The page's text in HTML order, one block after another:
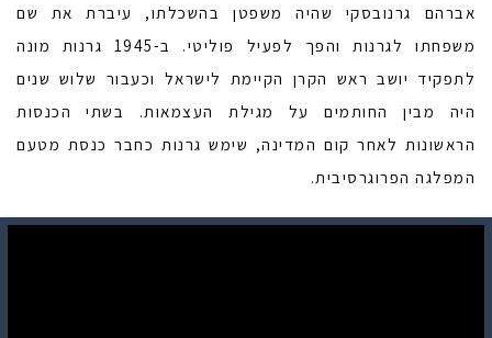
אברהם גרנובסקי שהיה משפטן בהשכלתו, עיברת את שם
משפחתו לגרנות והפך לפעיל פוליטי. ב-1945 גרנות מונה
לתפקיד יושב ראש הקרן הקיימת לישראל וכעבור שלוש שנים
היה מבין החותמים על מגילת העצמאות. בשתי הכנסות
הראשונות לאחר קום המדינה, שימש גרנות כחבר כנסת מטעם
המפלגה הפרוגרסיבית.